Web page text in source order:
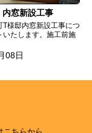
窓新設工事
T様邸内窓新設工事につ
いたします。施工前施
08日